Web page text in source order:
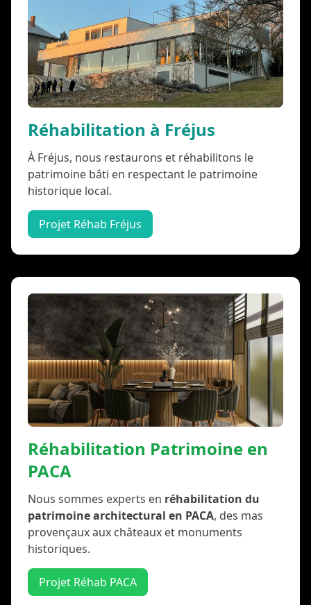
Réhabilitation à Fréjus
À Fréjus, nous restaurons et réhabilitons le
patrimoine bâti en respectant le patrimoine
historique local.
Projet Réhab Fréjus
Réhabilitation Patrimoine en
PACA
Nous sommes experts en réhabilitation du
patrimoine architectural en PACA, des mas
provençaux aux châteaux et monuments
historiques.
Projet Réhab PACA